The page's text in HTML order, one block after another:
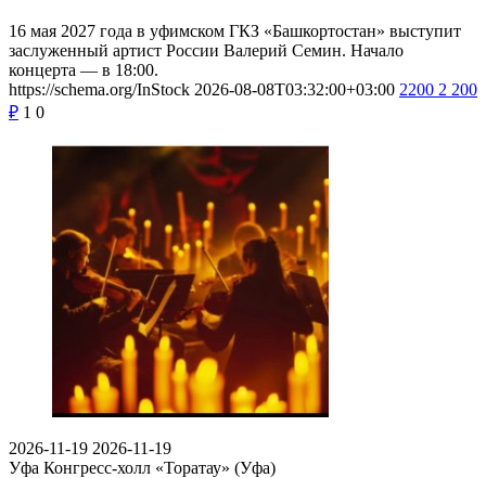
16 мая 2027 года в уфимском ГКЗ «Башкортостан» выступит
заслуженный артист России Валерий Семин. Начало
концерта — в 18:00.
https://schema.org/InStock 2026-08-08T03:32:00+03:00 2200 2 200
₽ 1 0
2026-11-19 2026-11-19
Уфа Конгресс-холл «Торатау» (Уфа)